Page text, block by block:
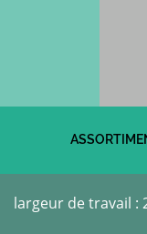
largeur de travail :